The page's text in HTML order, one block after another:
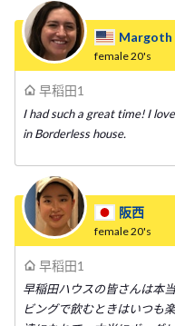
Margoth
female20's
早稻田1
I had such a great time! I
in Borderless house.
阪西
female20's
早稻田1
早稲田ハウスの皆さんは本
ビングで飲むときはいつも